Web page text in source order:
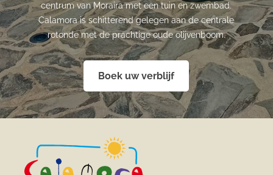
centrum van Moraira met een tuin en zwembad.
Calamora is schitterend gelegen aan de centrale
rotonde met de prachtige oude olijvenboom.
Boek uw verblijf